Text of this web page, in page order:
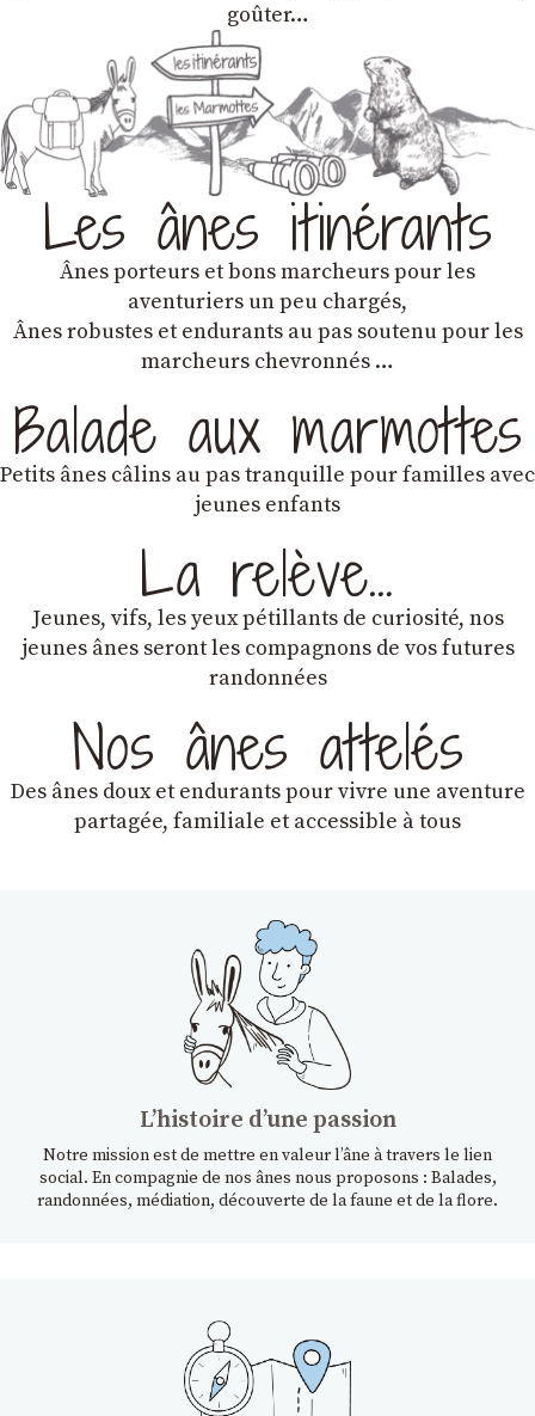
goûter…
Les ânes itinérants
Ânes porteurs et bons marcheurs pour les
aventuriers un peu chargés,
Ânes robustes et endurants au pas soutenu pour les
marcheurs chevronnés …
Balade aux marmottes
Petits ânes câlins au pas tranquille pour familles avec
jeunes enfants
La relève…
Jeunes, vifs, les yeux pétillants de curiosité, nos
jeunes ânes seront les compagnons de vos futures
randonnées
Nos ânes attelés
Des ânes doux et endurantspour vivre une aventure
partagée, familiale et accessible à tous
Lʼhistoire dʼune passion
Notre mission est de mettre en valeur l’âne à travers le lien
social. En compagnie de nos ânes nous proposons : Balades,
randonnées, médiation, découverte de la faune et de la flore.